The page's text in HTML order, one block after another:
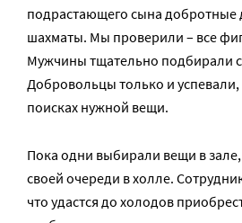
подрастающего сына добротные
шахматы. Мы проверили – все
Мужчины тщательно подбирали
Добровольцы только и успевали,
поисках нужной вещи.
Пока одни выбирали вещи в
своей очереди в холле.
что удастся до холодов